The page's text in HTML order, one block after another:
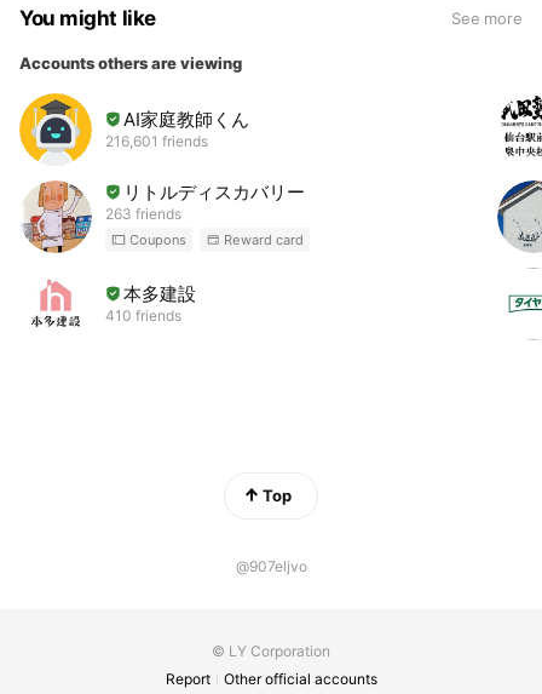
You might like See more
Accounts others are viewing
AI家庭教師くん
216,601 friends
リトルディスカバリー
263 friends
Coupons Reward card
本多建設
410 friends
Top
@907eljvo
© LY Corporation
Report
Other official accounts